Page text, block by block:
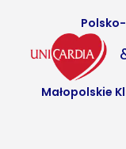
Małopolskie